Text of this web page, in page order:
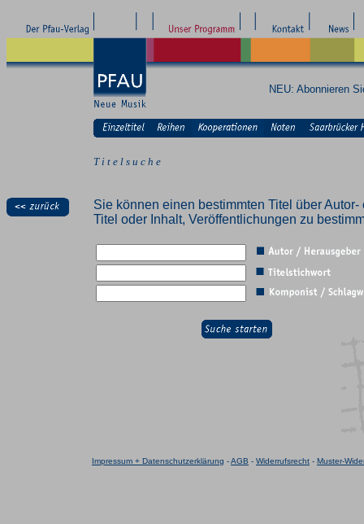
NEU: Abonnieren
T i t e l s u c h e
Sie können einen bestimmten Titel über
Titel oder Inhalt, Veröffentlichungen zu
Impressum + Datenschutzerklärung -AGB - Widerrufsrecht - Muster-